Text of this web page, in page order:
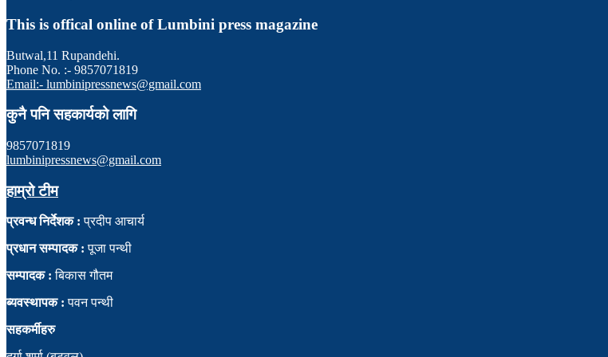
This is offical online of Lumbini press magazine
Butwal,11 Rupandehi.
Phone No. :- 9857071819
Email:- lumbinipressnews@gmail.com
कुनै पनि सहकार्यको लागि
9857071819
lumbinipressnews@gmail.com
हाम्रो टीम
प्रवन्ध निर्देशक : प्रदीप आचार्य
प्रधान सम्पादक : पूजा पन्थी
सम्पादक :बिकास गौतम
ब्यवस्थापक : पवन पन्थी
सहकर्मीहरु